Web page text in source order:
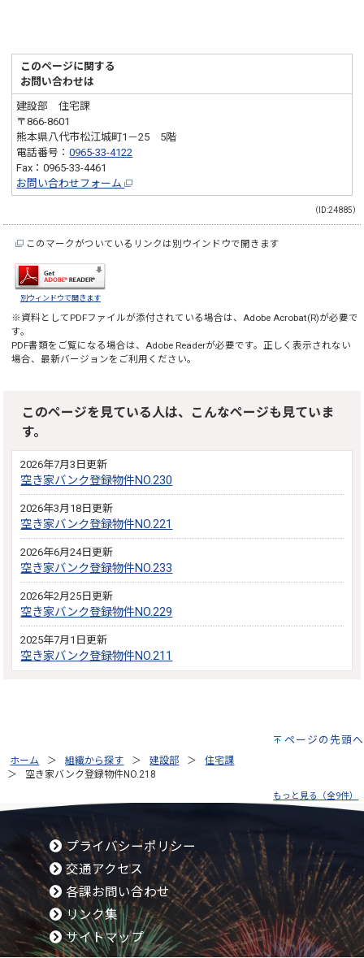
このページに関する
お問い合わせは
建設部 住宅課
〒866-8601
熊本県八代市松江城町1－25 5階
電話番号：0965-33-4122
Fax：0965-33-4461
お問い合わせフォーム
（ID:24885）
このマークがついているリンクは別ウインドウで開きます
別ウィンドウで開きます
※資料としてPDFファイルが添付されている場合は、Adobe Acrobat(R)が必要で
す。
PDF書類をご覧になる場合は、Adobe Readerが必要です。正しく表示されない
場合、最新バージョンをご利用ください。
このページを見ている人は、こんなページも見ていま
す。
2026年7月3日更新
空き家バンク登録物件NO.230
2026年3月18日更新
空き家バンク登録物件NO.221
2026年6月24日更新
空き家バンク登録物件NO.233
2026年2月25日更新
空き家バンク登録物件NO.229
2025年7月1日更新
空き家バンク登録物件NO.211
ページの先頭へ
ホーム 組織から探す 建設部
住宅課
空き家バンク登録物件NO.218
もっと見る（全9件）
プライバシーポリシー
交通アクセス
各課お問い合わせ
リンク集
サイトマップ